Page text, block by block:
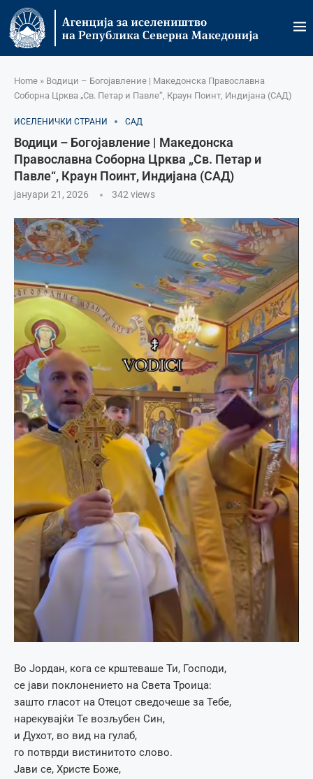
Home » Водици – Богојавление | Македонска Православна
Соборна Црква „Св. Петар и Павле“, Краун Поинт, Индијана (САД)
ИСЕЛЕНИЧКИ СТРАНИ САД
Водици – Богојавление | Македонска
Православна Соборна Црква „Св. Петар и
Павле“, Краун Поинт, Индијана (САД)
јануари 21, 2026 342 views
Во Јордан, кога се крштеваше Ти, Господи,
се јави поклонението на Света Троица:
зашто гласот на Отецот сведочеше за Тебе,
нарекувајќи Те возљубен Син,
и Духот, во вид на гулаб,
го потврди вистинитото слово.
Јави се, Христе Боже,